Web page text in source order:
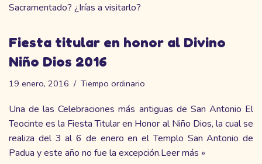
Sacramentado? ¿Irías a visitarlo?
Fiesta titular en honor al Divino
Niño Dios 2016
19 enero, 2016 Tiempo ordinario
Una de las Celebraciones más antiguas de San Antonio El
Teocinte es la Fiesta Titular en Honor al Niño Dios, la cual se
realiza del 3 al 6 de enero en el Templo San Antonio de
Padua y este año no fue la excepción.Leer más »